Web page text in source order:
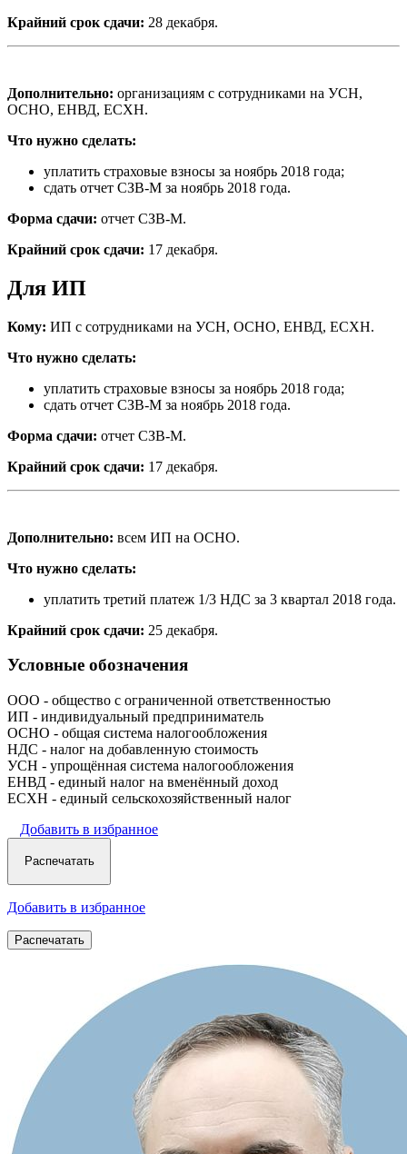
Крайний срок сдачи: 28 декабря.
Дополнительно: организациям с сотрудниками на УСН,
ОСНО, ЕНВД, ЕСХН.
Что нужно сделать:
уплатить страховые взносы за ноябрь 2018 года;
сдать отчет СЗВ-М за ноябрь 2018 года.
Форма сдачи: отчет СЗВ-М.
Крайний срок сдачи: 17 декабря.
Для ИП
Кому: ИП с сотрудниками на УСН, ОСНО, ЕНВД, ЕСХН.
Что нужно сделать:
уплатить страховые взносы за ноябрь 2018 года;
сдать отчет СЗВ-М за ноябрь 2018 года.
Форма сдачи: отчет СЗВ-М.
Крайний срок сдачи: 17 декабря.
Дополнительно: всем ИП на ОСНО.
Что нужно сделать:
уплатить третий платеж 1/3 НДС за 3 квартал 2018 года.
Крайний срок сдачи: 25 декабря.
Условные обозначения
ООО - общество с ограниченной ответственностью
ИП - индивидуальный предприниматель
ОСНО - общая система налогообложения
НДС - налог на добавленную стоимость
УСН - упрощённая система налогообложения
ЕНВД - единый налог на вменённый доход
ЕСХН - единый сельскохозяйственный налог
Добавить в избранное
Добавить в избранное